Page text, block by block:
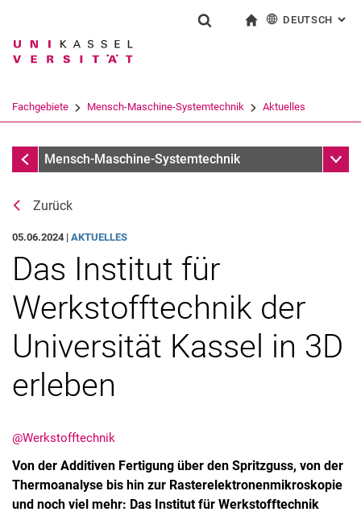
Springe direkt zu: Inhalt
Springe direkt zu: Suche
Springe direkt zu:
Suchbegriff
Suchen (öffnet externen Link in einem
DEUTSCH :
Fachgebiete Mensch-Maschine-Systemtechnik Aktuelles
AktuellesMensch-Maschine-Systemtechnik
Zurück
05.06.2024 | AKTUELLES
Das Institut für
Werkstofftechnik der
Universität Kassel in 3D
erleben
@Werkstofftechnik
Von der Additiven Fertigung über den Spritzguss, von der
Thermoanalyse bis hin zur Rasterelektronenmikroskopie
und noch viel mehr: Das Institut für Werkstofftechnik